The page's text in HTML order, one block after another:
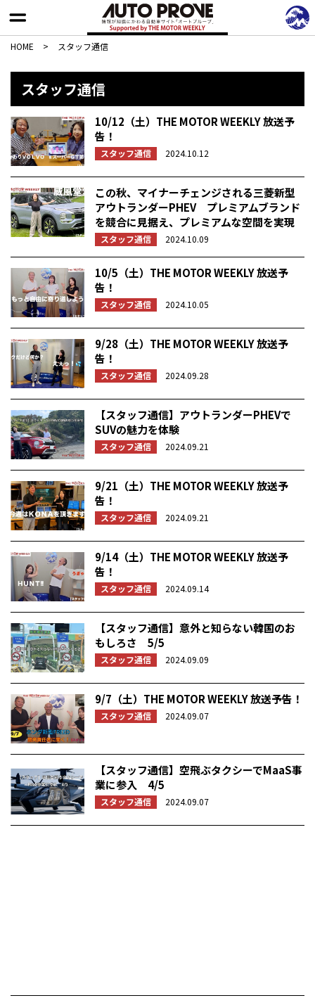
HOME > スタッフ通信
スタッフ通信
10/12（土）THE MOTOR WEEKLY 放送予
告！
スタッフ通信 2024.10.12
この秋、マイナーチェンジされる三菱新型
アウトランダーPHEV プレミアムブランド
を競合に見据え、プレミアムな空間を実現
スタッフ通信 2024.10.09
10/5（土）THE MOTOR WEEKLY 放送予
告！
スタッフ通信 2024.10.05
9/28（土）THE MOTOR WEEKLY 放送予
告！
スタッフ通信 2024.09.28
【スタッフ通信】アウトランダーPHEVで
SUVの魅力を体験
スタッフ通信 2024.09.21
9/21（土）THE MOTOR WEEKLY 放送予
告！
スタッフ通信 2024.09.21
9/14（土）THE MOTOR WEEKLY 放送予
告！
スタッフ通信 2024.09.14
【スタッフ通信】意外と知らない韓国のお
もしろさ 5/5
スタッフ通信 2024.09.09
9/7（土）THE MOTOR WEEKLY 放送予告！
スタッフ通信 2024.09.07
【スタッフ通信】空飛ぶタクシーでMaaS事
業に参入 4/5
スタッフ通信 2024.09.07